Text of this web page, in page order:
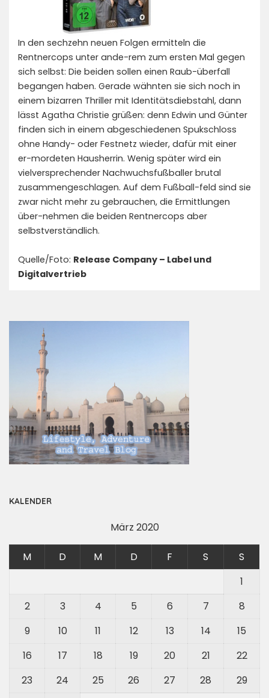
In den sechzehn neuen Folgen ermitteln die
Rentnercops unter ande-rem zum ersten Mal gegen
sich selbst: Die beiden sollen einen Raub-überfall
begangen haben. Gerade wähnten sie sich noch in
einem bizarren Thriller mit Identitätsdiebstahl, dann
lässt Agatha Christie grüßen: denn Edwin und Günter
finden sich in einem abgeschiedenen Spukschloss
ohne Handy- oder Festnetz wieder, dafür mit einer
er-mordeten Hausherrin. Wenig später wird ein
vielversprechender Nachwuchsfußballer brutal
zusammengeschlagen. Auf dem Fußball-feld sind sie
zwar nicht mehr zu gebrauchen, die Ermittlungen
über-nehmen die beiden Rentnercops aber
selbstverständlich.
Quelle/Foto: Release Company – Label und
Digitalvertrieb
KALENDER
März 2020
M D M D F S
S
1
2
3 4 5 6 7
8
9
10 11 12 13 14
15
16
17 18 19 20 21
22
23
24 25 26 27 28 29